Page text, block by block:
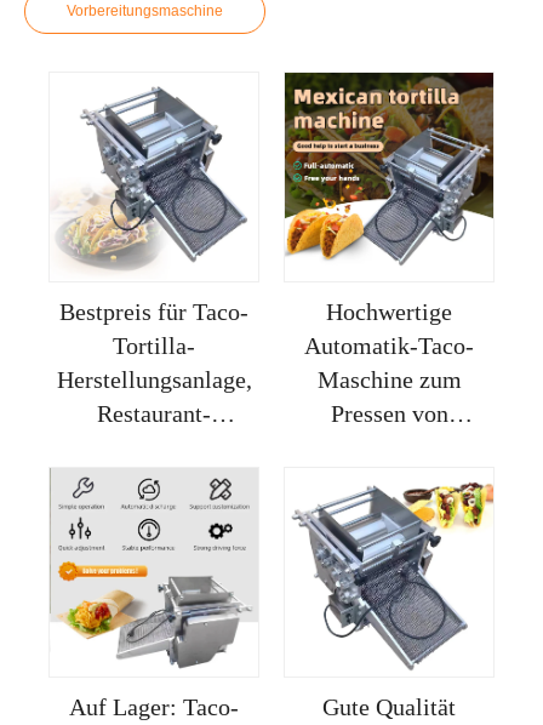
Vorbereitungsmaschine
Bestpreis für Taco-
Tortilla-
Herstellungsanlage,
Restaurant-
Hochwertige
Automatik-Taco-
Maschine zum
Pressen von
Auf Lager: Taco-
Gute Qualität